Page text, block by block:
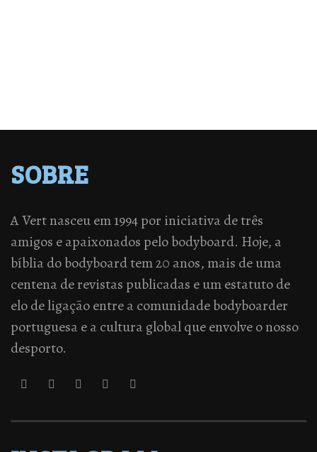
SOBRE
A Vert nasceu em 1994 por iniciativa de três
amigos e apaixonados pelo bodyboard. Hoje, a
bíblia do bodyboard tem 20 anos, mais de uma
centena de revistas publicadas e um estatuto de
elo de ligação entre a comunidade bodyboarder
portuguesa e a cultura global que envolve o nosso
desporto.